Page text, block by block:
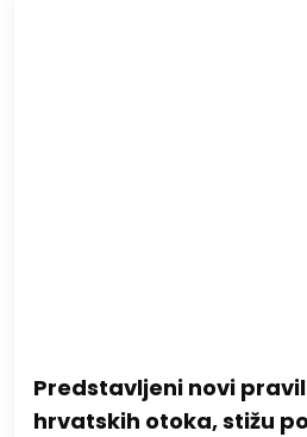
Predstavljeni novi
hrvatskih otoka, stižu